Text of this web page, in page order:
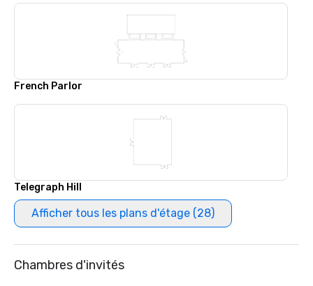
French Parlor
Telegraph Hill
Afficher tous les plans d'étage (28)
Chambres d'invités